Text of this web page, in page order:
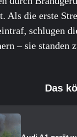
Als die erste
schlugen
– sie standen
Das